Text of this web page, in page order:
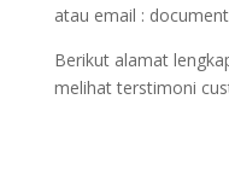
atau email :
Berikut alamat
melihat terstimoni